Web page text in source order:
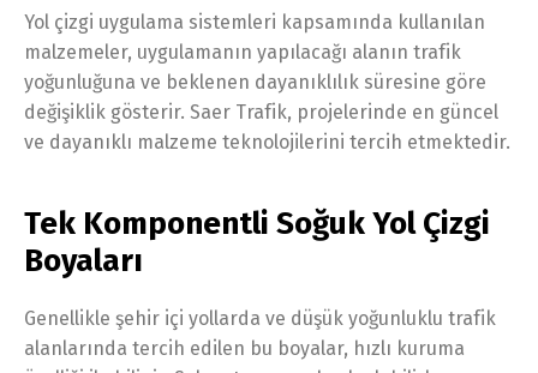
Yol çizgi uygulama sistemleri kapsamında kullanılan
malzemeler, uygulamanın yapılacağı alanın trafik
yoğunluğuna ve beklenen dayanıklılık süresine göre
değişiklik gösterir. Saer Trafik, projelerinde en güncel
ve dayanıklı malzeme teknolojilerini tercih etmektedir.
Tek Komponentli Soğuk Yol Çizgi
Boyaları
Genellikle şehir içi yollarda ve düşük yoğunluklu trafik
alanlarında tercih edilen bu boyalar, hızlı kuruma